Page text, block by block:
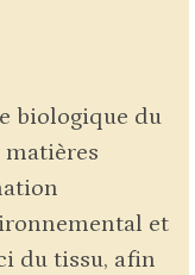
biologique du
et
du tissu, afin